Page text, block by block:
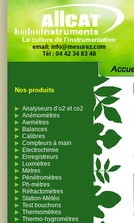
La culture de l'instrumentation
email: info@mesurez.com
Tél : 04 42 34 83 48
Nos produits
Analyseurs d’o2 et co2
Anémomètres
Awmètres
Balances
Calibres
Compteurs à main
Electrochimie
Enregistreurs
Luxmètres
Mètres
Pénétromètres
Ph-mètres
Réfractomètres
Station-Météo
Test bouchons
Thermomètres
Thermo-hygromètres